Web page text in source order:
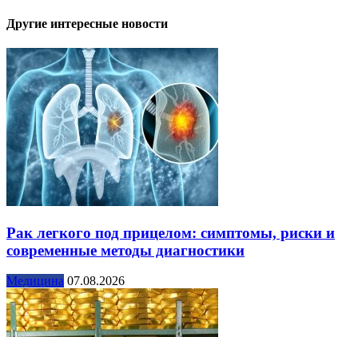
Другие интересные новости
Рак легкого под прицелом: симптомы, риски и
современные методы диагностики
Медицина 07.08.2026